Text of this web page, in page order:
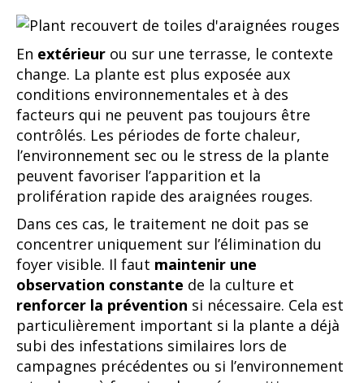
En extérieur ou sur une terrasse, le contexte
change. La plante est plus exposée aux
conditions environnementales et à des
facteurs qui ne peuvent pas toujours être
contrôlés. Les périodes de forte chaleur,
l’environnement sec ou le stress de la plante
peuvent favoriser l’apparition et la
prolifération rapide des araignées rouges.
Dans ces cas, le traitement ne doit pas se
concentrer uniquement sur l’élimination du
foyer visible. Il faut maintenir une
observation constante de la culture et
renforcer la prévention si nécessaire. Cela est
particulièrement important si la plante a déjà
subi des infestations similaires lors de
campagnes précédentes ou si l’environnement